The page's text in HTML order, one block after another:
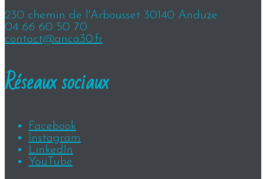
230 chemin de l'Arbousset 30140 Anduze
04 66 60 50 70
contact@anca30.fr
Réseaux sociaux
Facebook
Instagram
LinkedIn
YouTube